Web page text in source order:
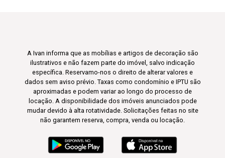
A Ivan informa que as mobílias e artigos de decoração são
ilustrativos e não fazem parte do imóvel, salvo indicação
específica. Reservamo-nos o direito de alterar valores e
dados sem aviso prévio. Taxas como condomínio e IPTU são
aproximadas e podem variar ao longo do processo de
locação. A disponibilidade dos imóveis anunciados pode
mudar devido à alta rotatividade. Solicitações feitas no site
não garantem reserva, compra, venda ou locação.